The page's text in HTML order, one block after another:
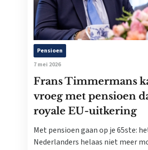
Pensioen
7 mei 2026
Frans Timmermans
vroeg met pensioen
royale EU-uitkering
Met pensioen gaan op je 65ste:
Nederlanders helaas niet meer